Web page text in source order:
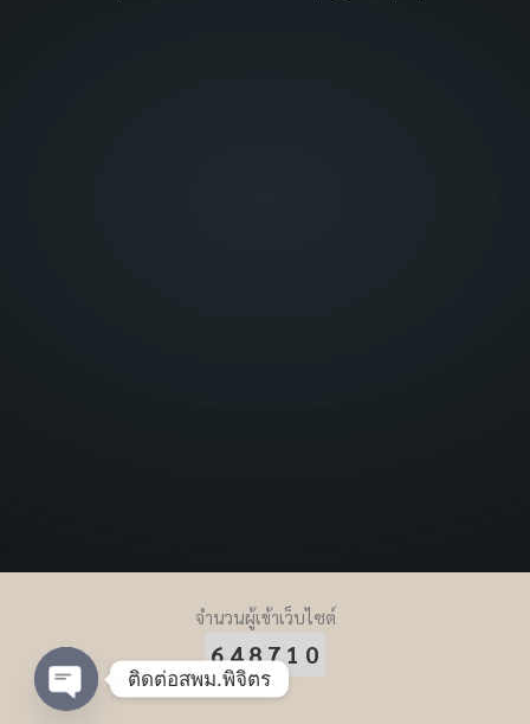
จำนวนผู้เข้าเว็บไซต์
648710
ติดต่อสพม.พิจิตร
Open chaty